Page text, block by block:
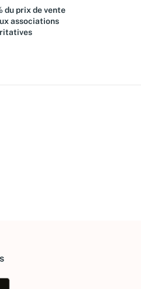
du prix de vente
associations